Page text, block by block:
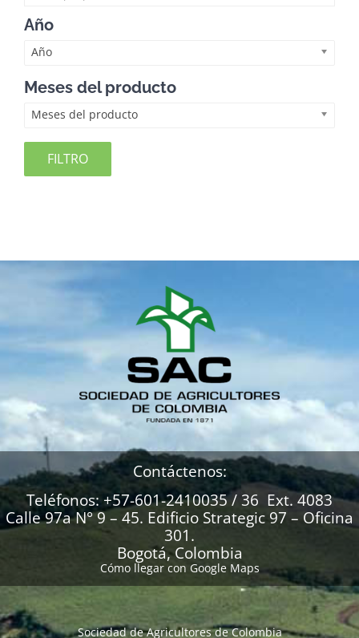
Año
Año
Meses del producto
Meses del producto
FILTRO
Contáctenos:
Teléfonos: +57-601-2410035 / 36 Ext. 4083
Calle 97a N° 9 – 45. Edificio Strategic 97 – Oficina
301.
Bogotá, Colombia
Cómo llegar con Google Maps
Sociedad de Agricultores de Colombia